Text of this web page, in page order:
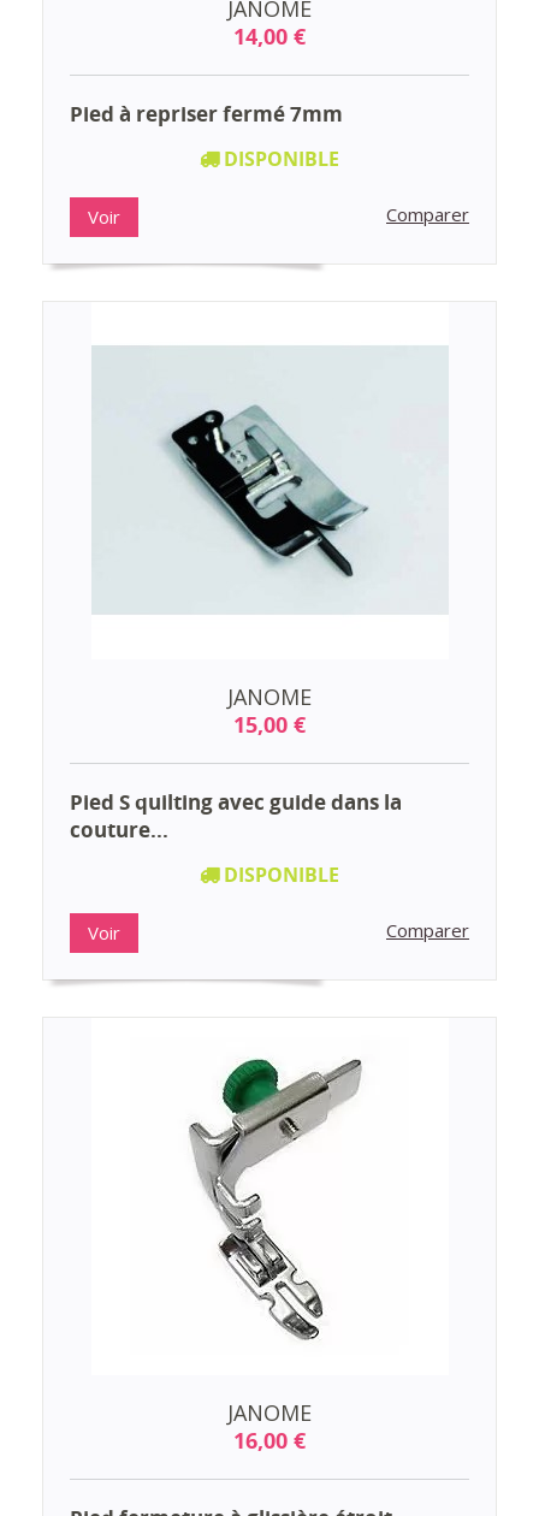
JANOME
14,00 €
Pied à repriser fermé 7mm
DISPONIBLE
Voir Comparer
JANOME
15,00 €
Pied S quilting avec guide dans la
couture...
DISPONIBLE
Voir Comparer
JANOME
16,00 €